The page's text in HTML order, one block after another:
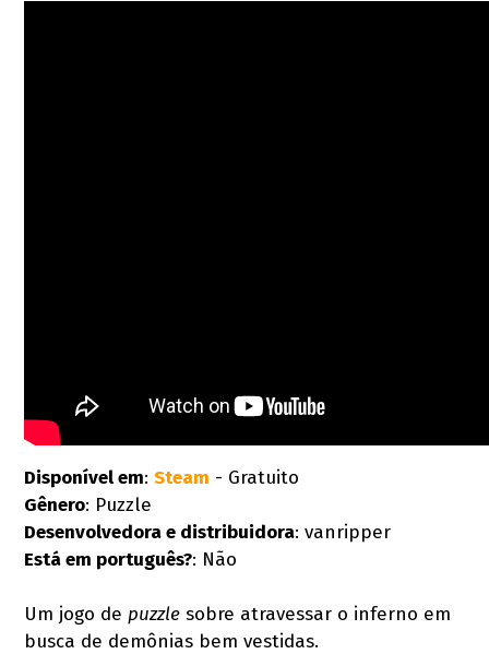
Disponível em:Steam - Gratuito
Gênero: Puzzle
Desenvolvedora e distribuidora: vanripper
Está em português?: Não
Um jogo de puzzle sobre atravessar o inferno em
busca de demônias bem vestidas.